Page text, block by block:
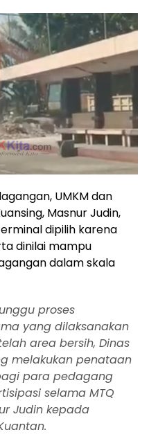
UMKM dan
Masnur Judin,
dipilih karena
dinilai mampu
dalam skala
proses
yang dilaksanakan
area bersih, Dinas
melakukan penataan
para pedagang
selama MTQ
Judin kepada